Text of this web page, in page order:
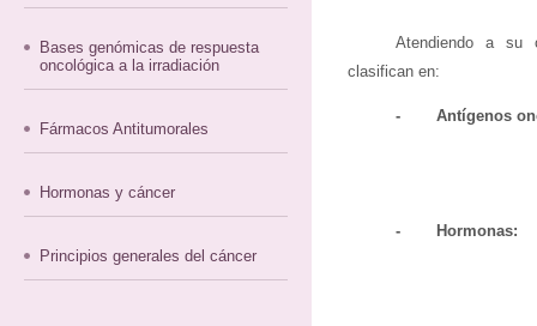
Bases genómicas de respuesta
oncológica a la irradiación
Fármacos Antitumorales
Hormonas y cáncer
Principios generales del cáncer
Atendiendo a su
clasifican en:
- Antígenos
- Hormonas: